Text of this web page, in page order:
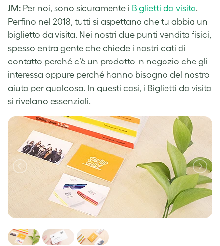
JM: Per noi, sono sicuramente i Biglietti da visita.
Perfino nel 2018, tutti si aspettano che tu abbia un
biglietto da visita. Nei nostri due punti vendita fisici,
spesso entra gente che chiede i nostri dati di
contatto perché c’è un prodotto in negozio che gli
interessa oppure perché hanno bisogno del nostro
aiuto per qualcosa. In questi casi, i Biglietti da visita
si rivelano essenziali.